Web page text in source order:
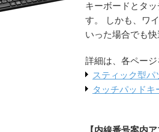
キーボードとタ
す。 しかも、ワ
いった場合でも快
詳細は、各ページ
スティック型
タッチパッドキ
【内線番号案内